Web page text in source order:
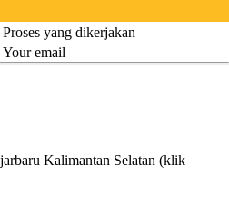
Proses yang dikerjakan
Your email
Kalimantan Selatan (klik